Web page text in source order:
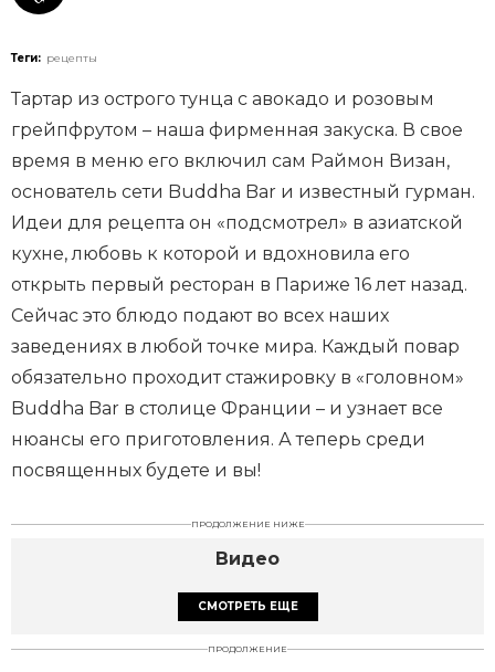
Теги: рецепты
Тартар из острого тунца с авокадо и розовым
грейпфрутом – наша фирменная закуска. В свое
время в меню его включил сам Раймон Визан,
основатель сети Buddha Bar и известный гурман.
Идеи для рецепта он «подсмотрел» в азиатской
кухне, любовь к которой и вдохновила его
открыть первый ресторан в Париже 16 лет назад.
Сейчас это блюдо подают во всех наших
заведениях в любой точке мира. Каждый повар
обязательно проходит стажировку в «головном»
Buddha Bar в столице Франции – и узнает все
нюансы его приготовления. А теперь среди
посвященных будете и вы!
ПРОДОЛЖЕНИЕ НИЖЕ
Видео
СМОТРЕТЬ ЕЩЕ
ПРОДОЛЖЕНИЕ